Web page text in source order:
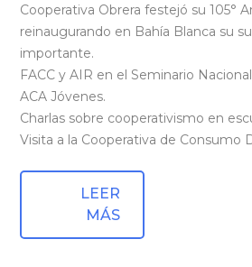
Cooperativa Obrera festejó su 105°
reinaugurando en Bahía Blanca su
importante.
FACC y AIR en el Seminario
ACA Jóvenes.
Charlas sobre cooperativismo en
Visita a la Cooperativa de Consumo
LEER
MÁS